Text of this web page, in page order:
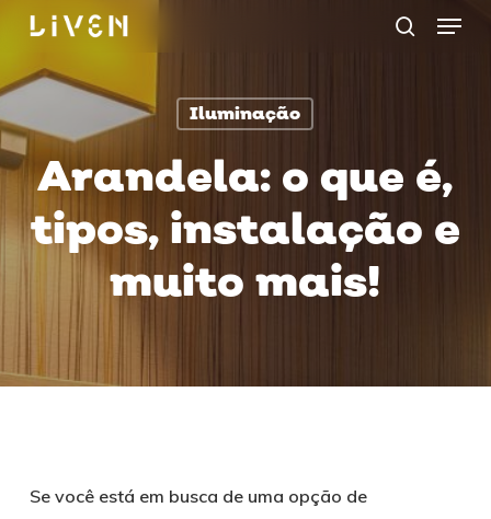
Skip
main
content
Menu
Iluminação
Arandela: o que é,
tipos, instalação e
muito mais!
Se você está em busca de uma opção de